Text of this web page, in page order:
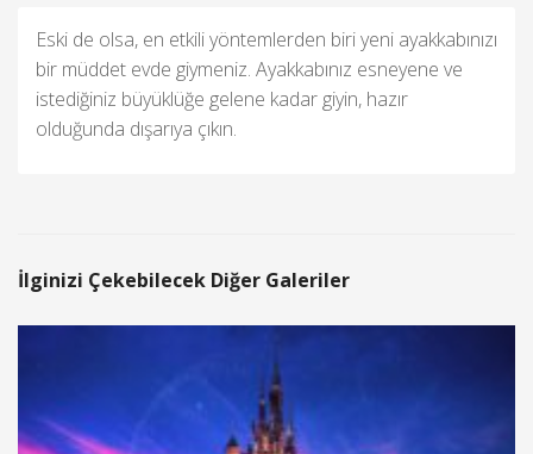
Eski de olsa, en etkili yöntemlerden biri yeni ayakkabınızı
bir müddet evde giymeniz. Ayakkabınız esneyene ve
istediğiniz büyüklüğe gelene kadar giyin, hazır
olduğunda dışarıya çıkın.
İlginizi Çekebilecek Diğer Galeriler